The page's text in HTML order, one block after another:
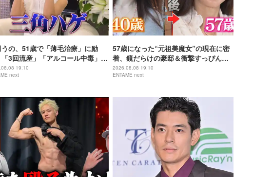
の、51歳で「薄毛治療」に励
3回流産」「アルコール中毒」自
去を赤裸々告白
19:10
next
57歳になった“元祖美魔女”の現在に密
着、鏡だらけの豪邸＆衝撃すっぴん姿
を披露
2026.08.08 19:10
ENTAME next